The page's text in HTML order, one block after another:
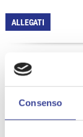
Consenso
ALLEGATI
TEMI PIÙ VISTI